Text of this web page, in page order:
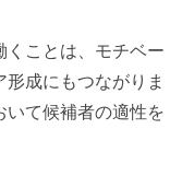
ことは、モチベー
成にもつながりま
て候補者の適性を